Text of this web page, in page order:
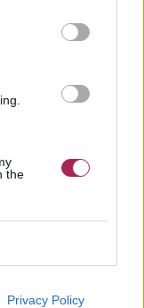
the
Privacy Policy